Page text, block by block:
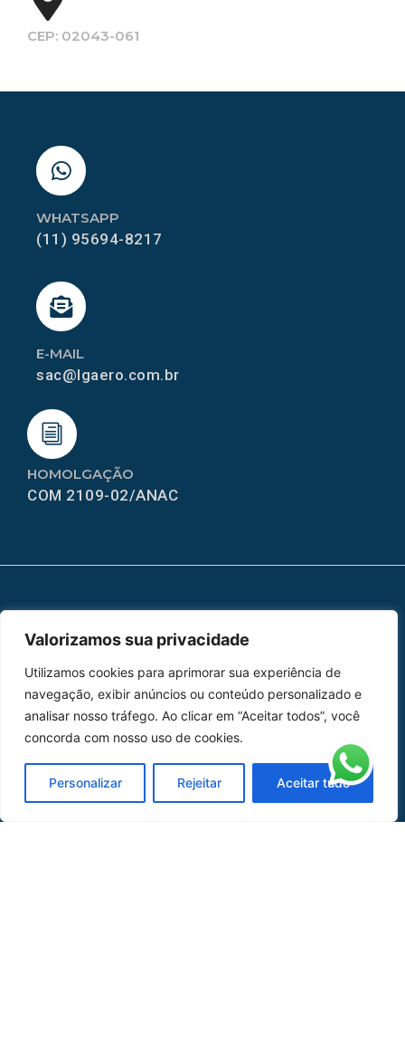
Valorizamos sua privacidade
Utilizamos cookies para aprimorar sua experiência de
navegação, exibir anúncios ou conteúdo personalizado e
analisar nosso tráfego. Ao clicar em “Aceitar todos”, você
concorda com nosso uso de cookies.
Personalizar Rejeitar Aceitar tudo
CEP: 02043-061
HOMOLGAÇÃO
COM 2109-02/ANAC
E-MAIL
sac@lgaero.com.br
WHATSAPP
(11) 95694-8217
Home
Peças
Catálogo de Aplicações
Oficina de Mangueiras